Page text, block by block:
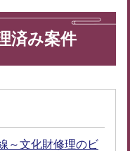
済み案件
～文化財修理のビ